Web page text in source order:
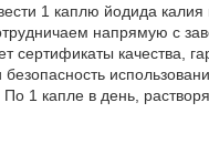
1 каплю йодида калия
напрямую с
сертификаты качества,
безопасность
1 капле в день,